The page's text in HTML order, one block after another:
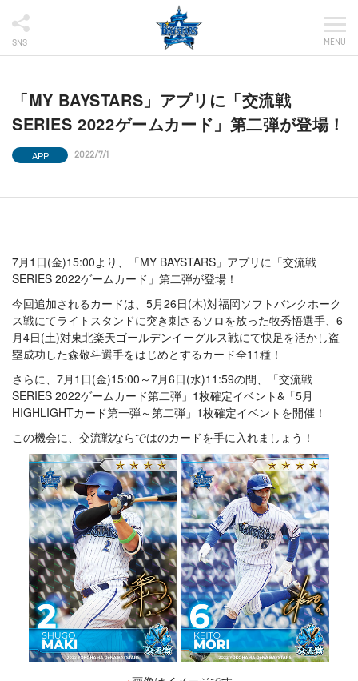
SNS MENU
「MY BAYSTARS」アプリに「交流戦
SERIES 2022ゲームカード」第二弾が登場！
APP 2022/7/1
7月1日(金)15:00より、「MY BAYSTARS」アプリに「交流戦
SERIES 2022ゲームカード」第二弾が登場！
今回追加されるカードは、5月26日(木)対福岡ソフトバンクホーク
ス戦にてライトスタンドに突き刺さるソロを放った牧秀悟選手、6
月4日(土)対東北楽天ゴールデンイーグルス戦にて快足を活かし盗
塁成功した森敬斗選手をはじめとするカード全11種！
さらに、7月1日(金)15:00～7月6日(水)11:59の間、「交流戦
SERIES 2022ゲームカード第二弾」1枚確定イベント&「5月
HIGHLIGHTカード第一弾～第二弾」1枚確定イベントを開催！
この機会に、交流戦ならではのカードを手に入れましょう！